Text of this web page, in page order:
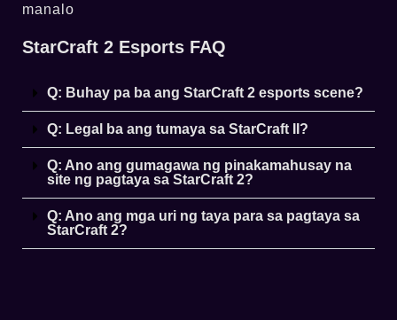
manalo
StarCraft 2 Esports FAQ
Q: Buhay pa ba ang StarCraft 2 esports scene?
Q: Legal ba ang tumaya sa StarCraft II?
Q: Ano ang gumagawa ng pinakamahusay na
site ng pagtaya sa StarCraft 2?
Q: Ano ang mga uri ng taya para sa pagtaya sa
StarCraft 2?